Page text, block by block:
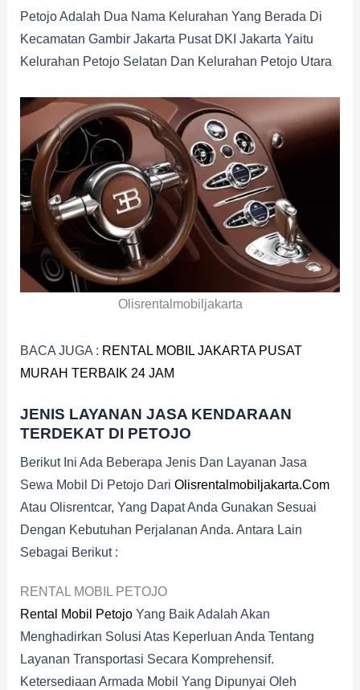
Petojo Adalah Dua Nama Kelurahan Yang Berada Di
Kecamatan Gambir Jakarta Pusat DKI Jakarta Yaitu
Kelurahan Petojo Selatan Dan Kelurahan Petojo Utara
Olisrentalmobiljakarta
BACA JUGA : RENTAL MOBIL JAKARTA PUSAT
MURAH TERBAIK 24 JAM
JENIS LAYANAN JASA KENDARAAN
TERDEKAT DI PETOJO
Berikut Ini Ada Beberapa Jenis Dan Layanan Jasa
Sewa Mobil Di Petojo Dari Olisrentalmobiljakarta.com
Atau Olisrentcar, Yang Dapat Anda Gunakan Sesuai
Dengan Kebutuhan Perjalanan Anda. Antara Lain
Sebagai Berikut :
RENTAL MOBIL PETOJO
Rental Mobil PetojoYang Baik Adalah Akan
Menghadirkan Solusi Atas Keperluan Anda Tentang
Layanan Transportasi Secara Komprehensif.
Ketersediaan Armada Mobil Yang Dipunyai Oleh